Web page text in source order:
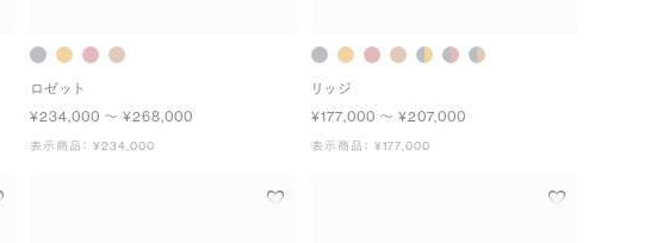
ロゼット
¥234,000 〜 ¥268,000
表示商品： ¥234,000
リッジ
¥177,000 〜 ¥207,000
表示商品： ¥177,000